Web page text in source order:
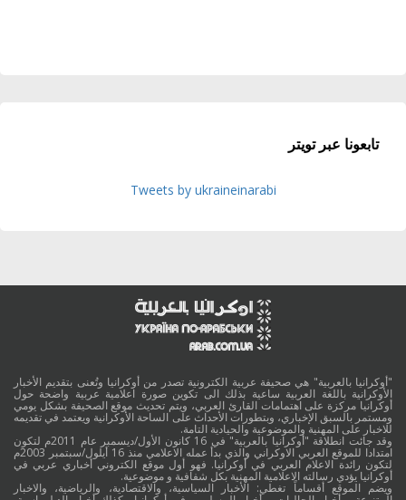
تابعونا عبر تويتر
Tweets by ukraineinarabi
"أوكرانيا بالعربية" هي صحيفة عربية الكترونية تصدر من أوكرانيا وتُعنى بتقديم الأخبار
الأوكرانية باللغة العربية ساعية بذلك الى تكوين صورة اعلامية عربية واضحة حول
أوكرانيا مركزة على اهتمامات القارئ العربي، ويتم تحديث موقع الصحيفة بشكل يومي
ومستمر بالسبق الإخباري، وبتطورات الأحداث على الساحة الأوكرانية ويعتمد في تقديمه
للاخبار على المهنية والموضوعية والحيادية التامة.
وقد جائت انطلاقة "أوكرانيا بالعربية" في 16 كانون الأول/ديسمبر عام 2011م لتكون
امتدادا للموقع العربي الاوكراني والذي بدأ عمله الاعلامي منذ 16 أيلول/سبتمبر 2003م
لتكون رائدة الاعلام العربي في أوكرانيا. فهو أول موقع الكتروني أخباري عربي في
أوكرانيا يؤدي رسالته الاعلامية المهنية بكل شفافية و موضوعية.
ويضم الموقع أقساماً تغطي: الأخبار السياسية، والاقتصادية، والرياضية، والاخبار